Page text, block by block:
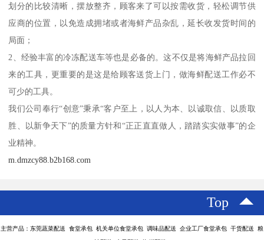
划分的比较清晰，摆放整齐，顾客来了可以按需收货，轻松调节供
应商的位置，以免造成拥堵或者海鲜产品杂乱，延长收发货时间的
局面；
2、经验丰富的冷冻配送车等也是必备的。这不仅是将海鲜产品拉回
来的工具，更重要的是这是给顾客送货上门，做海鲜配送工作必不
可少的工具。
我们公司奉行“创意”秉承“客户至上，以人为本、以诚取信、以质取
胜、以新争天下”的质量方针和“正正直直做人，踏踏实实做事”的企
业精神。
m.dmzcy88.b2b168.com
Top
主营产品：东莞蔬菜配送 食堂承包 机关单位食堂承包 调味品配送 企业工厂食堂承包 干货配送 粮